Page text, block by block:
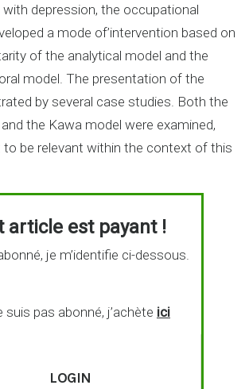
depression, the occupational
a mode of’intervention based on
of the analytical model and the
model. The presentation of the
by several case studies. Both the
the Kawa model were examined,
be relevant within the context of this
article est payant !
je m’identifie ci-dessous.
suis pas abonné, j’achète ici
LOGIN